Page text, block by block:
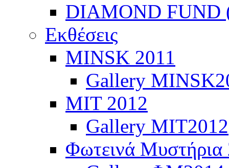
DIAMOND FUND
Εκθέσεις
ΜINSK 2011
Gallery
ΜIT 2012
Gallery MIT2012
Φωτεινά Μυστήρια